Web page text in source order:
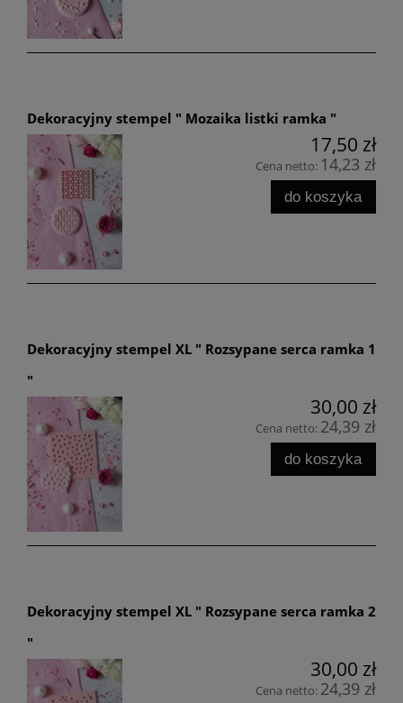
Dekoracyjny stempel " Mozaika listki ramka "
17,50 zł
Cena netto: 14,23 zł
do koszyka
Dekoracyjny stempel XL " Rozsypane serca ramka 1
"
30,00 zł
Cena netto: 24,39 zł
do koszyka
Dekoracyjny stempel XL " Rozsypane serca ramka 2
"
30,00 zł
Cena netto: 24,39 zł